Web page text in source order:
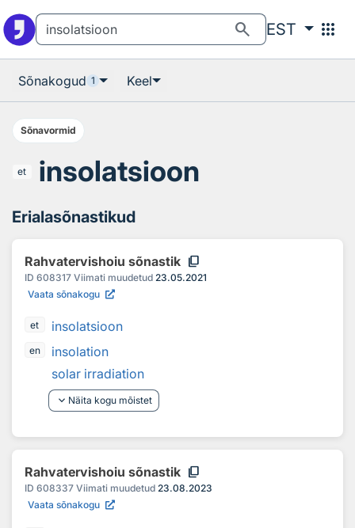
search EST apps
Sõnakogud 1 Keel
Sõnavormid
et insolatsioon
Erialasõnastikud
Rahvatervishoiu sõnastik content_copy
ID 608317 Viimati muudetud 23.05.2021
Vaata sõnakogu
et insolatsioon
en
insolation
solar irradiation
keyboard_arrow_down Näita kogu mõistet
Rahvatervishoiu sõnastik content_copy
ID 608337 Viimati muudetud 23.08.2023
Vaata sõnakogu